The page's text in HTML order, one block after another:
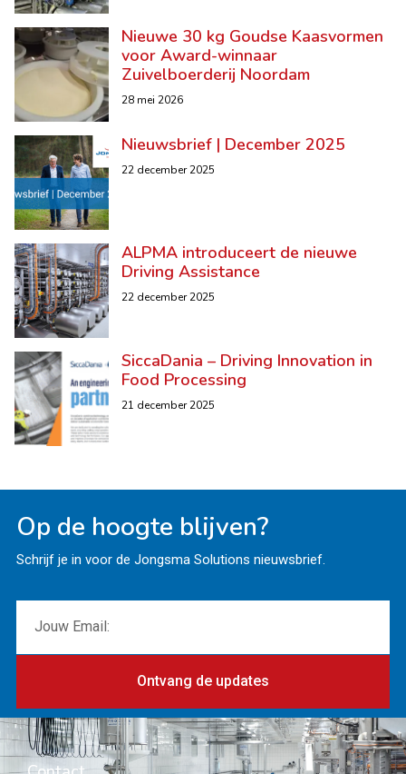
Nieuwe 30 kg Goudse Kaasvormen
voor Award-winnaar
Zuivelboerderij Noordam
28 mei 2026
Nieuwsbrief | December 2025
22 december 2025
ALPMA introduceert de nieuwe
Driving Assistance
22 december 2025
SiccaDania – Driving Innovation in
Food Processing
21 december 2025
Op de hoogte blijven?
Schrijf je in voor de Jongsma Solutions nieuwsbrief.
Ontvang de updates